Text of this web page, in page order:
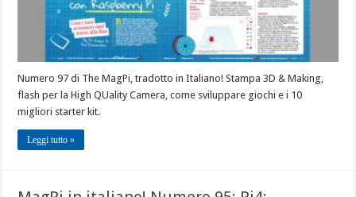
Numero 97 di The MagPi, tradotto in Italiano! Stampa 3D & Making,
flash per la High QUality Camera, come sviluppare giochi e i 10
migliori starter kit.
Leggi tutto »